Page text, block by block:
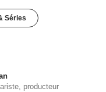
Séries
producteur